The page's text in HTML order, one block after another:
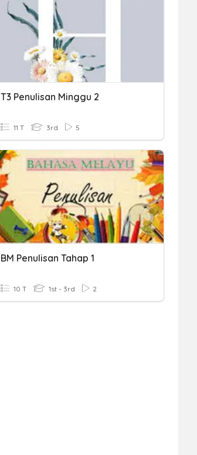
T3 Penulisan Minggu 2
11 T 3rd 5
BM Penulisan Tahap 1
10 T 1st - 3rd 2